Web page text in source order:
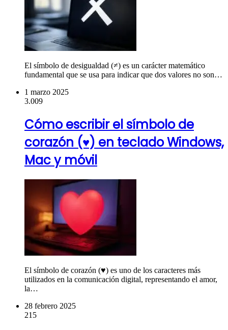
El símbolo de desigualdad (≠) es un carácter matemático
fundamental que se usa para indicar que dos valores no son…
1 marzo 2025
3.009
Cómo escribir el símbolo de
corazón (♥) en teclado Windows,
Mac y móvil
El símbolo de corazón (♥) es uno de los caracteres más
utilizados en la comunicación digital, representando el amor,
la…
28 febrero 2025
215